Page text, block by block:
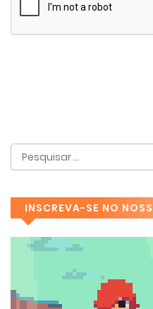
INSCREVA-SE NO